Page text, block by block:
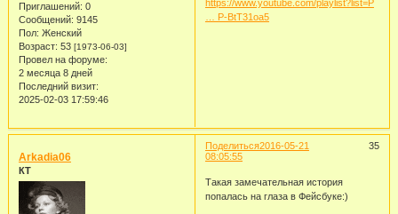
Приглашений: 0
Сообщений: 9145
Пол: Женский
Возраст: 53 [1973-06-03]
Провел на форуме:
2 месяца 8 дней
Последний визит:
2025-02-03 17:59:46
https://www.youtube.com/playlist?list=P
… P-BtT31oa5
Поделиться 35
2016-05-21
08:05:55
Arkadia06
КТ
Такая замечательная история
попалась на глаза в Фейсбуке:)